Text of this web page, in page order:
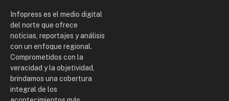
Infopress es el medio digital
del norte que ofrece
noticias, reportajes y análisis
con un enfoque regional.
Comprometidos con la
veracidad y la objetividad,
brindamos una cobertura
integral de los